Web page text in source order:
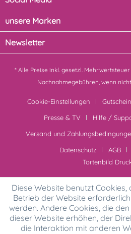
unsere Marken
Newsletter
* Alle Preise inkl. gesetzl. Mehrwertsteuer
Nachnahmegebühren, wenn
Cookie-Einstellungen
Presse & TV
Hilfe /
Versand und
Datenschutz
AGB
Tortenbild
Diese Website benutzt Cookies,
Betrieb der Website
werden. Andere Cookies, die
dieser Website erhöhen, der
die Interaktion mit anderen